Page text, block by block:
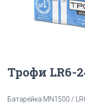
Трофи LR6-
Батарейка MN1500 /